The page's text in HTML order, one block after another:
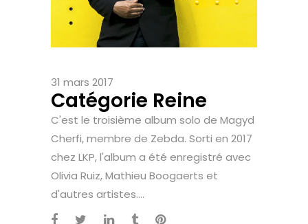
31 mars 2017
Catégorie Reine
C'est le troisième album solo de Magyd
Cherfi, membre de Zebda. Sorti en 2017
chez LKP, l'album a été enregistré avec
Olivia Ruiz, Mathieu Boogaerts et
d'autres artistes....